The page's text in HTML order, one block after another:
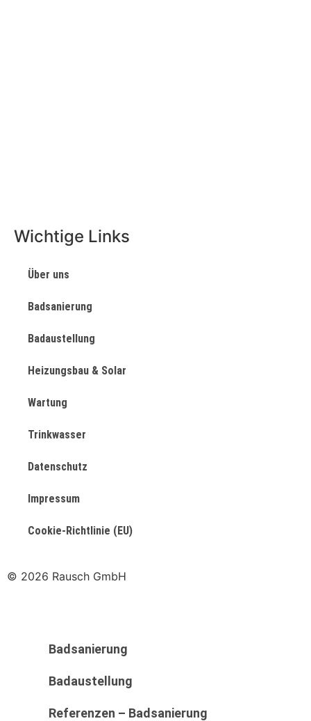
Wichtige Links
Über uns
Badsanierung
Badaustellung
Heizungsbau & Solar
Wartung
Trinkwasser
Datenschutz
Impressum
Cookie-Richtlinie (EU)
© 2026 Rausch GmbH
Badsanierung
Badaustellung
Referenzen – Badsanierung